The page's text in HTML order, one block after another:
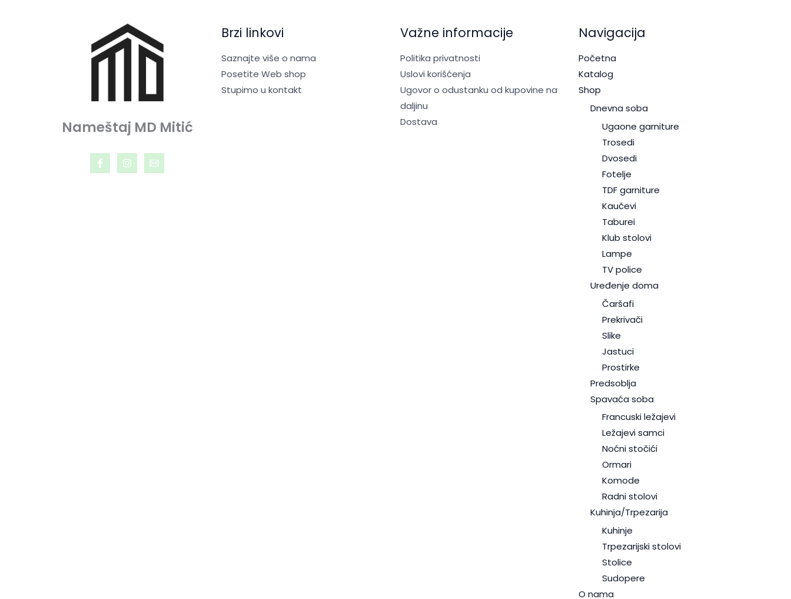
Nameštaj MD Mitić
Brzi linkovi
Saznajte više o nama
Posetite Web shop
Stupimo u kontakt
Važne informacije
Politika privatnosti
Uslovi korišćenja
Ugovor o odustanku od kupovine na
daljinu
Dostava
Navigacija
Početna
Katalog
Shop
Dnevna soba
Ugaone garniture
Trosedi
Dvosedi
Fotelje
TDF garniture
Kaučevi
Taburei
Klub stolovi
Lampe
TV police
Uređenje doma
Čaršafi
Prekrivači
Slike
Jastuci
Prostirke
Predsoblja
Spavaća soba
Francuski ležajevi
Ležajevi samci
Noćni stočići
Ormari
Komode
Radni stolovi
Kuhinja/Trpezarija
Kuhinje
Trpezarijski stolovi
Stolice
Sudopere
O nama